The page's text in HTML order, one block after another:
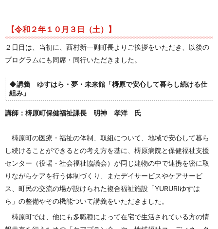
【令和２年１０月３日（土）】
２日目は、当初に、西村新一副町長よりご挨拶をいただき、以後の
プログラムにも同席・同行いただきました。
◆講義 ゆすはら・夢・未来館「梼原で安心して暮らし続ける仕
組み」
講師：梼原町保健福祉課長 明神 孝洋 氏
梼原町の医療・福祉の体制、取組について、地域で安心して暮ら
し続けることができるとの考え方を基に、梼原病院と保健福祉支援
センター（役場・社会福祉協議会）が同じ建物の中で連携を密に取
りながらケアを行う体制づくり、またデイサービスやケアサービ
ス、町民の交流の場が設けられた複合福祉施設「YURURIゆすは
ら」の整備やその機能ついて講義をいただきました。
梼原町では、他にも多職種によって在宅で生活されている方の情